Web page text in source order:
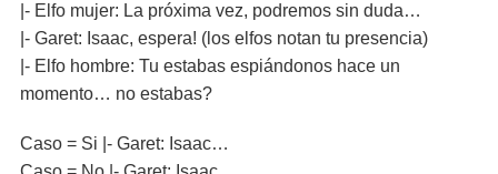
|- Elfo mujer: La próxima vez, podremos sin duda…
|- Garet: Isaac, espera! (los elfos notan tu presencia)
|- Elfo hombre: Tu estabas espiándonos hace un
momento… no estabas?
Caso = Si |- Garet: Isaac…